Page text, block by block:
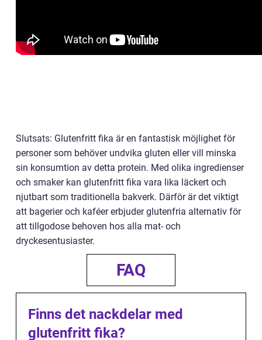
Slutsats: Glutenfritt fika är en fantastisk möjlighet för
personer som behöver undvika gluten eller vill minska
sin konsumtion av detta protein. Med olika ingredienser
och smaker kan glutenfritt fika vara lika läckert och
njutbart som traditionella bakverk. Därför är det viktigt
att bagerier och kaféer erbjuder glutenfria alternativ för
att tillgodose behoven hos alla mat- och
dryckesentusiaster.
FAQ
Finns det nackdelar med
glutenfritt fika?